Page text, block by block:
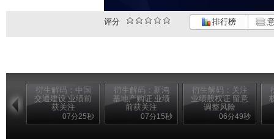
评分 排行榜
衍生解码：中国
交通建设 业绩前
获关注
07分25秒
衍生解码：新鸿
基地产购证 业绩
前获关注
07分15秒
衍生解码：关注
业绩股权证 留意
调整风险
06分49秒